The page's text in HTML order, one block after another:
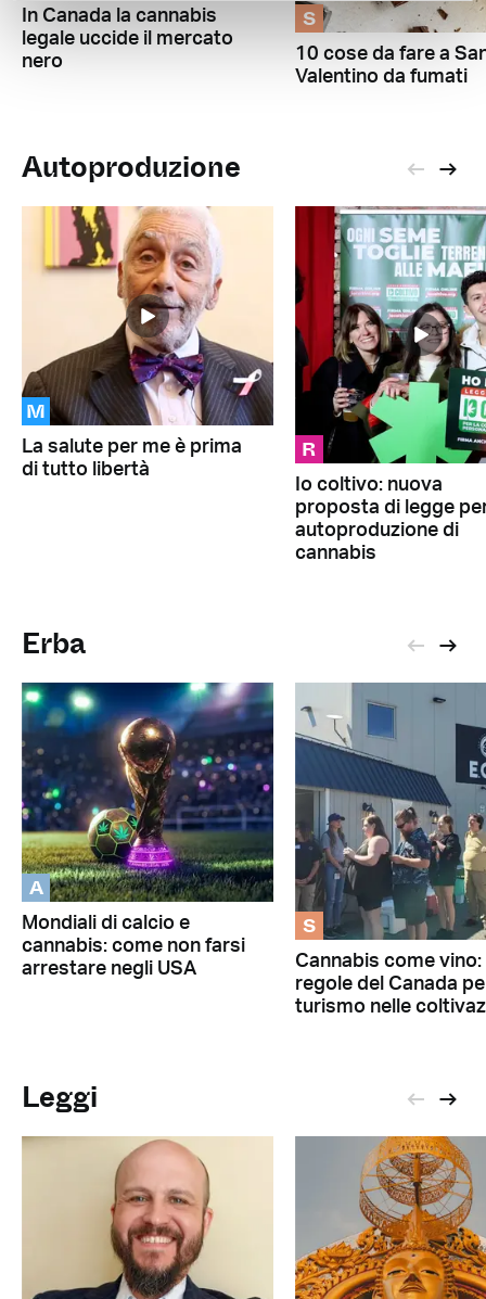
In Canada la cannabis
legale uccide il mercato
nero
S
10 cose da fare a
Valentino da fumati
Autoproduzione
M
La salute per me è prima
di tutto libertà
R
Io coltivo: nuova
proposta di legge
autoproduzione di
cannabis
Erba
A
Mondiali di calcio e
cannabis: come non farsi
arrestare negli USA
S
Cannabis come vino:
regole del Canada
turismo nelle
Leggi